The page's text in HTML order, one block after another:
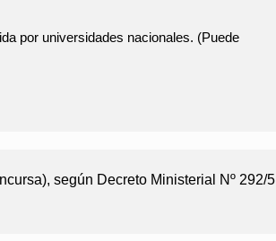
por universidades nacionales. (Puede
según Decreto Ministerial Nº 292/5